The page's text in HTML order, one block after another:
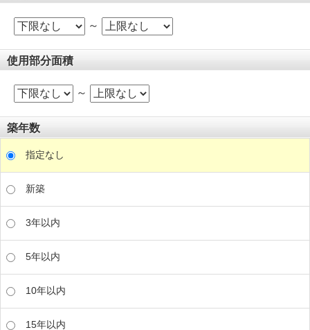
～
使用部分面積
～
築年数
指定なし
新築
3年以内
5年以内
10年以内
15年以内